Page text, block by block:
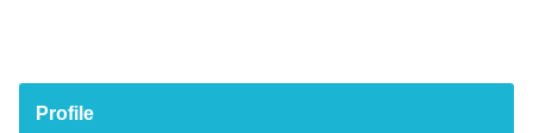
Profile